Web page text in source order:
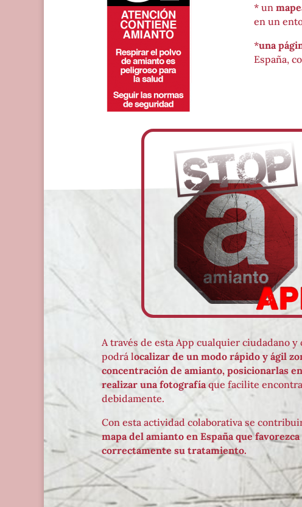
* un
en un
*una
España,
A través de esta App cualquier ciudadano y
podrá localizar de un modo rápido y ágil
concentración de amianto, posicionarlas
realizar una fotografíaque facilite
debidamente.
Con esta actividad colaborativa se
mapa del amianto en España que favorezca
correctamente su tratamiento.